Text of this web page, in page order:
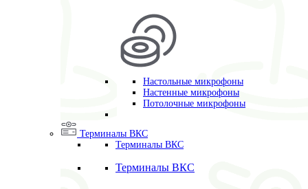
Настольные микрофоны
Настенные микрофоны
Потолочные микрофоны
Терминалы ВКС
Терминалы ВКС
Терминалы ВКС